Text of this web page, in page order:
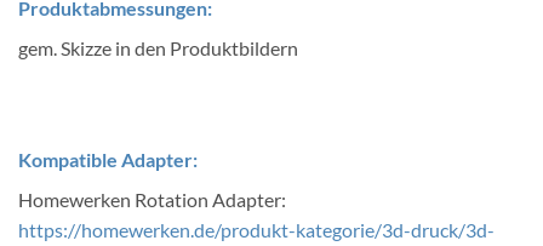
Produktabmessungen:
gem. Skizze in den Produktbildern
Kompatible Adapter:
Homewerken Rotation Adapter:
https://homewerken.de/produkt-kategorie/3d-druck/3d-